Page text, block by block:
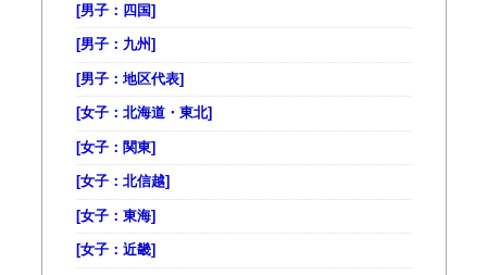
[男子：四国]
[男子：九州]
[男子：地区代表]
[女子：北海道・東北]
[女子：関東]
[女子：北信越]
[女子：東海]
[女子：近畿]